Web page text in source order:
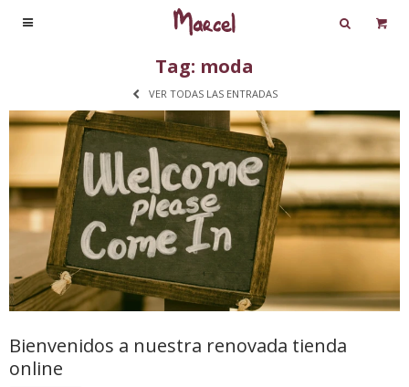

Tag: moda
VER TODAS LAS ENTRADAS
Bienvenidos a nuestra renovada tienda
online